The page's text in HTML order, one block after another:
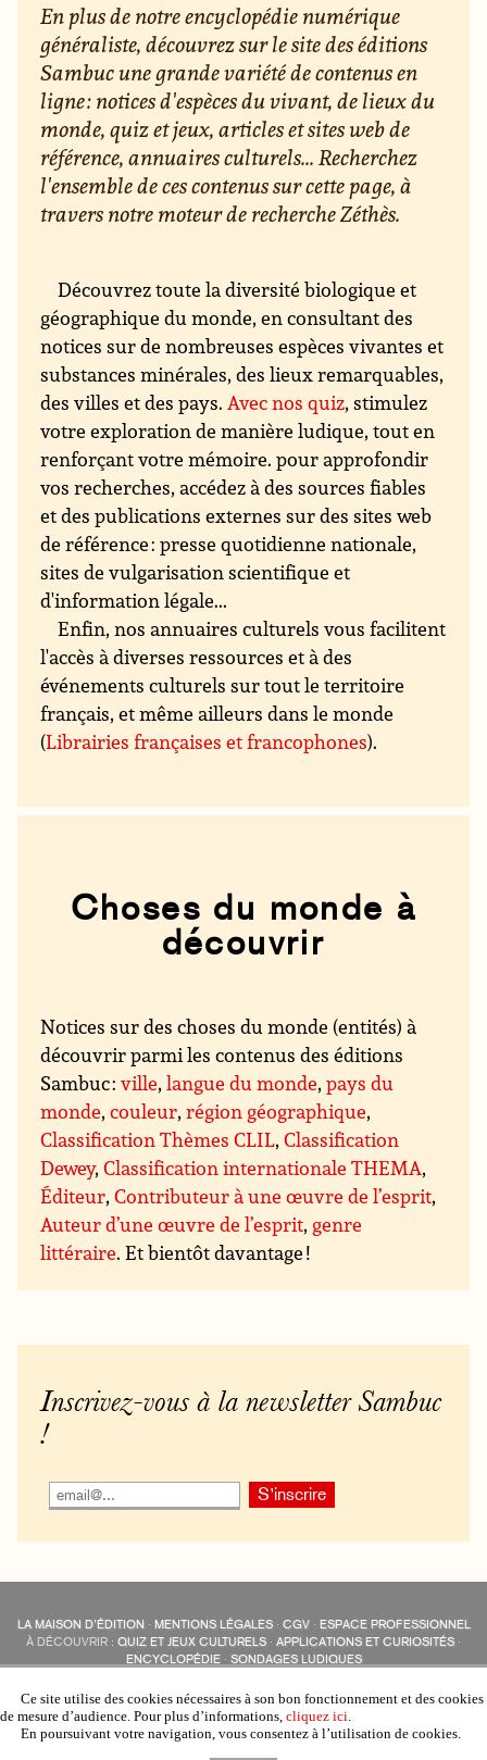
En plus de notre encyclopédie numérique
généraliste, découvrez sur le site des éditions
Sambuc une grande variété de contenus en
ligne : notices d'espèces du vivant, de lieux du
monde, quiz et jeux, articles et sites web de
référence, annuaires culturels... Recherchez
l'ensemble de ces contenus sur cette page, à
travers notre moteur de recherche Zéthès.
Découvrez toute la diversité biologique et
géographique du monde, en consultant des
notices sur de nombreuses espèces vivantes et
substances minérales, des lieux remarquables,
des villes et des pays. Avec nos quiz, stimulez
votre exploration de manière ludique, tout en
renforçant votre mémoire. pour approfondir
vos recherches, accédez à des sources fiables
et des publications externes sur des sites web
de référence : presse quotidienne nationale,
sites de vulgarisation scientifique et
d'information légale...
Enfin, nos annuaires culturels vous facilitent
l'accès à diverses ressources et à des
événements culturels sur tout le territoire
français, et même ailleurs dans le monde
(Librairies françaises et francophones).
Choses du monde à
découvrir
Notices sur des choses du monde (entités) à
découvrir parmi les contenus des éditions
Sambuc :ville,langue du monde,pays du
monde,couleur,région géographique,
Classification Thèmes CLIL,Classification
Dewey,Classification internationale THEMA,
Éditeur,Contributeur à une œuvre de l’esprit,
Auteur d’une œuvre de l’esprit, genre
littéraire. Et bientôt davantage !
Inscrivez-vous à la newsletter Sambuc
!
LA MAISON D’ÉDITION · MENTIONS LÉGALES· CGV· ESPACE PROFESSIONNEL
À DÉCOUVRIR : QUIZ ET JEUX CULTURELS · APPLICATIONS ET CURIOSITÉS ·
ENCYCLOPÉDIE· SONDAGES LUDIQUES
COLLECTIONS :SAMBUC·ÉDISOLUM·REVUE LITTÉRAIREL’EAU-FORTE
AUTRES SITES :COLL. « LES ÉDISOLUM »
Ce site utilise des cookies nécessaires à son bon fonctionnement et des cookies
de mesure d’audience. Pour plus d’informations, cliquez ici.
En poursuivant votre navigation, vous consentez à l’utilisation de cookies.